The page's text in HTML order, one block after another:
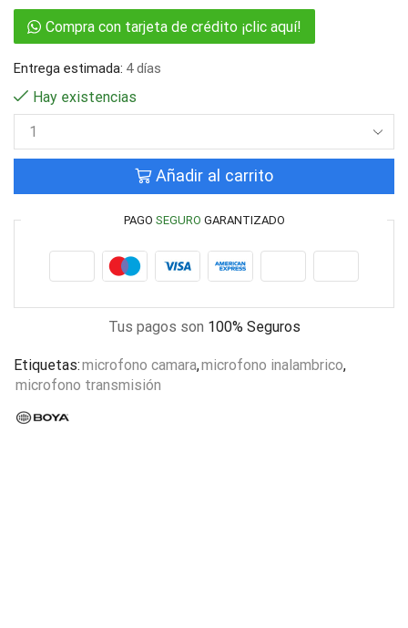
Compra con tarjeta de crédito ¡clic aquí!
Entrega estimada: 4 días
Hay existencias
Añadir al carrito
PAGO SEGURO GARANTIZADO
Tus pagos son 100% Seguros
Etiquetas:microfono camara,microfono inalambrico,
microfono transmisión